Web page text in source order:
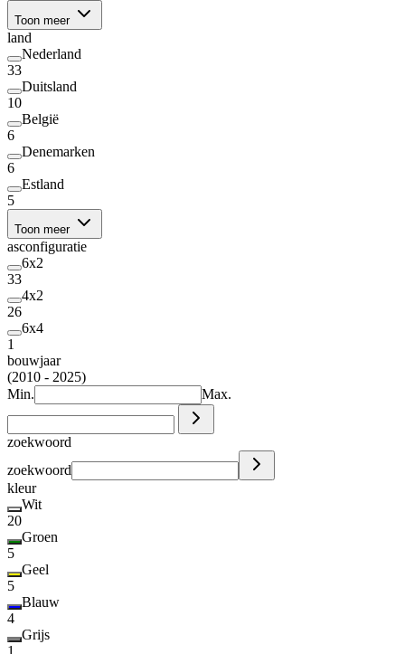
Toon meer
land
Nederland
33
Duitsland
10
België
6
Denemarken
6
Estland
5
Toon meer
asconfiguratie
6x2
33
4x2
26
6x4
1
bouwjaar
(2010 - 2025)
Min.
Max.
zoekwoord
zoekwoord
kleur
Wit
20
Groen
5
Geel
5
Blauw
4
Grijs
1